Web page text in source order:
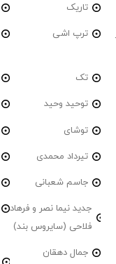
تاریک
ترپ اشی
تک
توحید وحید
توشای
تیرداد محمدی
جاسم شعبانی
جدید نیما نصر و فرهاد
فلاحی (سایروس بند)
جمال دهقان